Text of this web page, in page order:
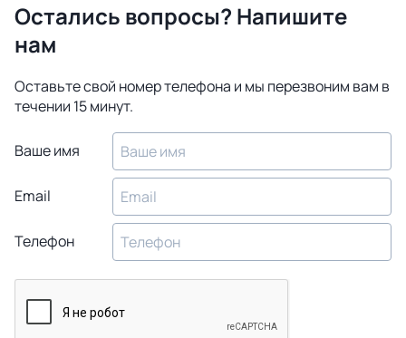
Остались вопросы? Напишите
нам
Оставьте свой номер телефона и мы перезвоним вам в
течении 15 минут.
Ваше имя
Email
Телефон